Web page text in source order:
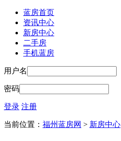
蓝房首页
资讯中心
新房中心
二手房
手机蓝房
用户名
密码
登录 注册
当前位置： 福州蓝房网 > 新房中心